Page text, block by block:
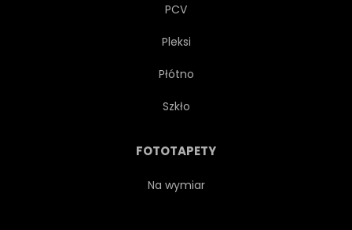
PCV
Pleksi
Płótno
Szkło
FOTOTAPETY
Na wymiar